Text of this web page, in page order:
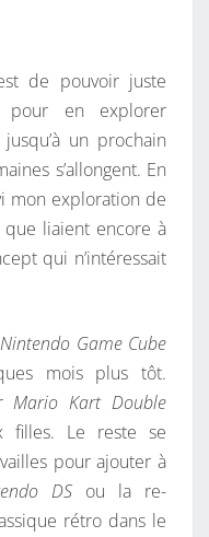
de pouvoir juste
en explorer
un prochain
s’allongent. En
mon exploration de
que liaient encore à
qui n’intéressait
Nintendo Game Cube
mois plus tôt.
Mario Kart Double
filles. Le reste se
pour ajouter à
DSou la re-
rétro dans le